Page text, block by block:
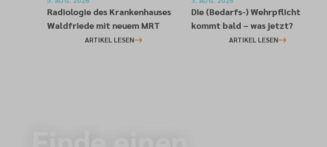
Radiologie des Krankenhauses
Waldfriede mit neuem MRT
ARTIKEL LESEN
Die (Bedarfs-) Wehrpflicht
kommt bald – was jetzt?
ARTIKEL LESEN